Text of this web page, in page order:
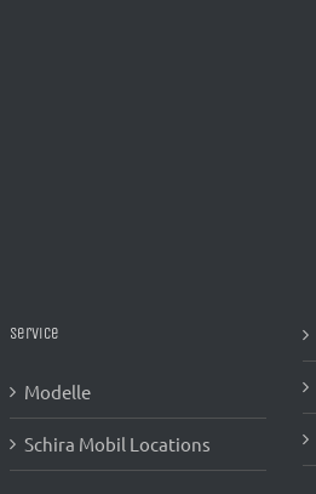
Service
Modelle
Schira Mobil Locations